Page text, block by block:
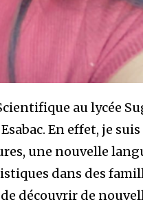
au lycée
En effet, je suis
une nouvelle
dans des
découvrir de